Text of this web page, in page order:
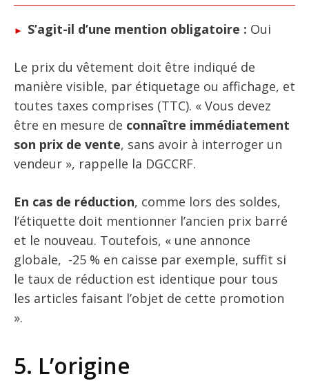
S’agit-il d’une mention obligatoire : Oui
Le prix du vêtement doit être indiqué de
manière visible, par étiquetage ou affichage, et
toutes taxes comprises (TTC). « Vous devez
être en mesure de connaître immédiatement
son prix de vente, sans avoir à interroger un
vendeur », rappelle la DGCCRF.
En cas de réduction, comme lors des soldes,
l’étiquette doit mentionner l’ancien prix barré
et le nouveau. Toutefois, « une annonce
globale, -25 % en caisse par exemple, suffit si
le taux de réduction est identique pour tous
les articles faisant l’objet de cette promotion
».
5. L’origine